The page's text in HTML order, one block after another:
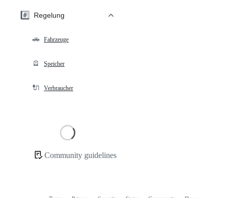
#️⃣ Regelung
🚗 Fahrzeuge
🪫 Speicher
🔌 Verbraucher
Community guidelines